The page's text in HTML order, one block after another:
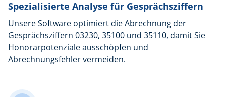
Spezialisierte Analyse für Gesprächsziffern
Unsere Software optimiert die Abrechnung der
Gesprächsziffern 03230, 35100 und 35110, damit Sie
Honorarpotenziale ausschöpfen und
Abrechnungsfehler vermeiden.